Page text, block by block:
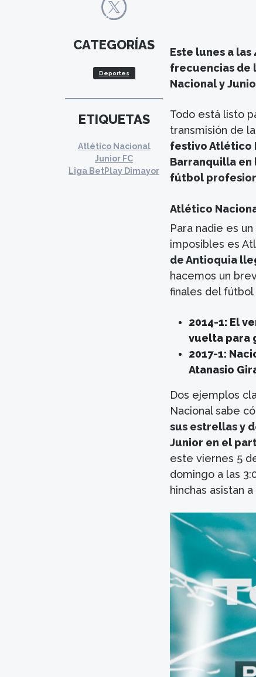
CATEGORÍAS
Deportes
ETIQUETAS
Atlético Nacional
Junior FC
Liga BetPlay Dimayor
Este lunes a
frecuencias de
Nacional y
Todo está listo
transmisión de
festivo Atlético
Barranquilla en
fútbol
Atlético
Para nadie es
imposibles es
de Antioquia
hacemos un
finales del
2014-1: El
vuelta para
2017-1:
Atanasio
Dos ejemplos
Nacional sabe
sus estrellas y
Junior en el
este viernes 5
domingo a las
hinchas asistan